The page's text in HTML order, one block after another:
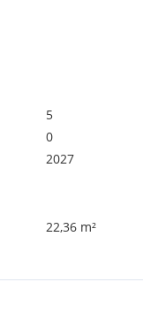
5
0
2027
22,36 m²